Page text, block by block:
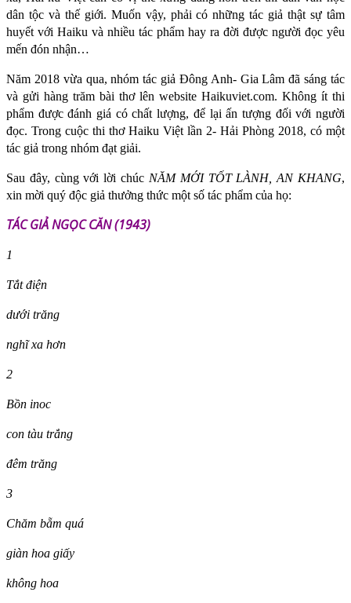
dân tộc và thế giới. Muốn vậy, phải có những tác giả thật sự tâm
huyết với Haiku và nhiều tác phẩm hay ra đời được người đọc yêu
mến đón nhận…
Năm 2018 vừa qua, nhóm tác giả Đông Anh- Gia Lâm đã sáng tác
và gửi hàng trăm bài thơ lên website Haikuviet.com. Không ít thi
phẩm được đánh giá có chất lượng, để lại ấn tượng đối với người
đọc. Trong cuộc thi thơ Haiku Việt lần 2- Hải Phòng 2018, có một
tác giả trong nhóm đạt giải.
Sau đây, cùng với lời chúc NĂM MỚI TỐT LÀNH, AN KHANG,
xin mời quý độc giả thưởng thức một số tác phẩm của họ:
TÁC GIẢ NGỌC CĂN (1943)
1
Tắt điện
dưới trăng
nghĩ xa hơn
2
Bồn inoc
con tàu trắng
đêm trăng
3
Chăm bẵm quá
giàn hoa giấy
không hoa